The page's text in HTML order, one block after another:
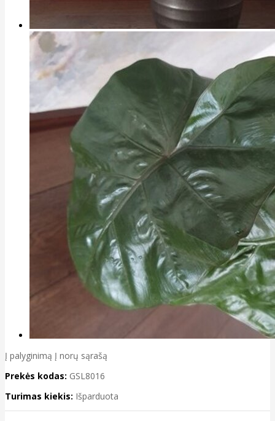
Į palyginimą Į norų sąrašą
Prekės kodas: GSL8016
Turimas kiekis: Išparduota